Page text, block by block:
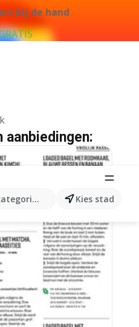
bij de hand
producten...
Kies stad
aanbiedingen: